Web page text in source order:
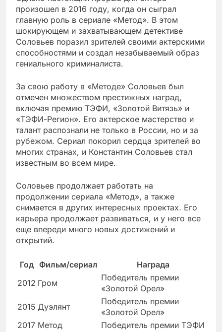
произошел в 2016 году, когда он сыграл
главную роль в сериале «Метод». В этом
шокирующем и захватывающем детективе
Соловьев поразил зрителей своими актерскими
способностями и создал незабываемый образ
гениального криминалиста.
За свою работу в «Методе» Соловьев был
отмечен множеством престижных наград,
включая премию ТЭФИ, «Золотой Витязь» и
«ТЭФИ-Регион». Его актерское мастерство и
талант распознали не только в России, но и за
рубежом. Сериал покорил сердца зрителей во
многих странах, и Константин Соловьев стал
известным во всем мире.
Соловьев продолжает работать на
продолжении сериала «Метод», а также
снимается в других интересных проектах. Его
карьера продолжает развиваться, и у него все
еще впереди много новых достижений и
открытий.
Год Фильм/сериал
Награда
2012 Гром
Победитель премии
«Золотой Орел»
2015 Дуэлянт
Победитель премии
«Золотой Орел»
2017 Метод
Победитель премии ТЭФИ